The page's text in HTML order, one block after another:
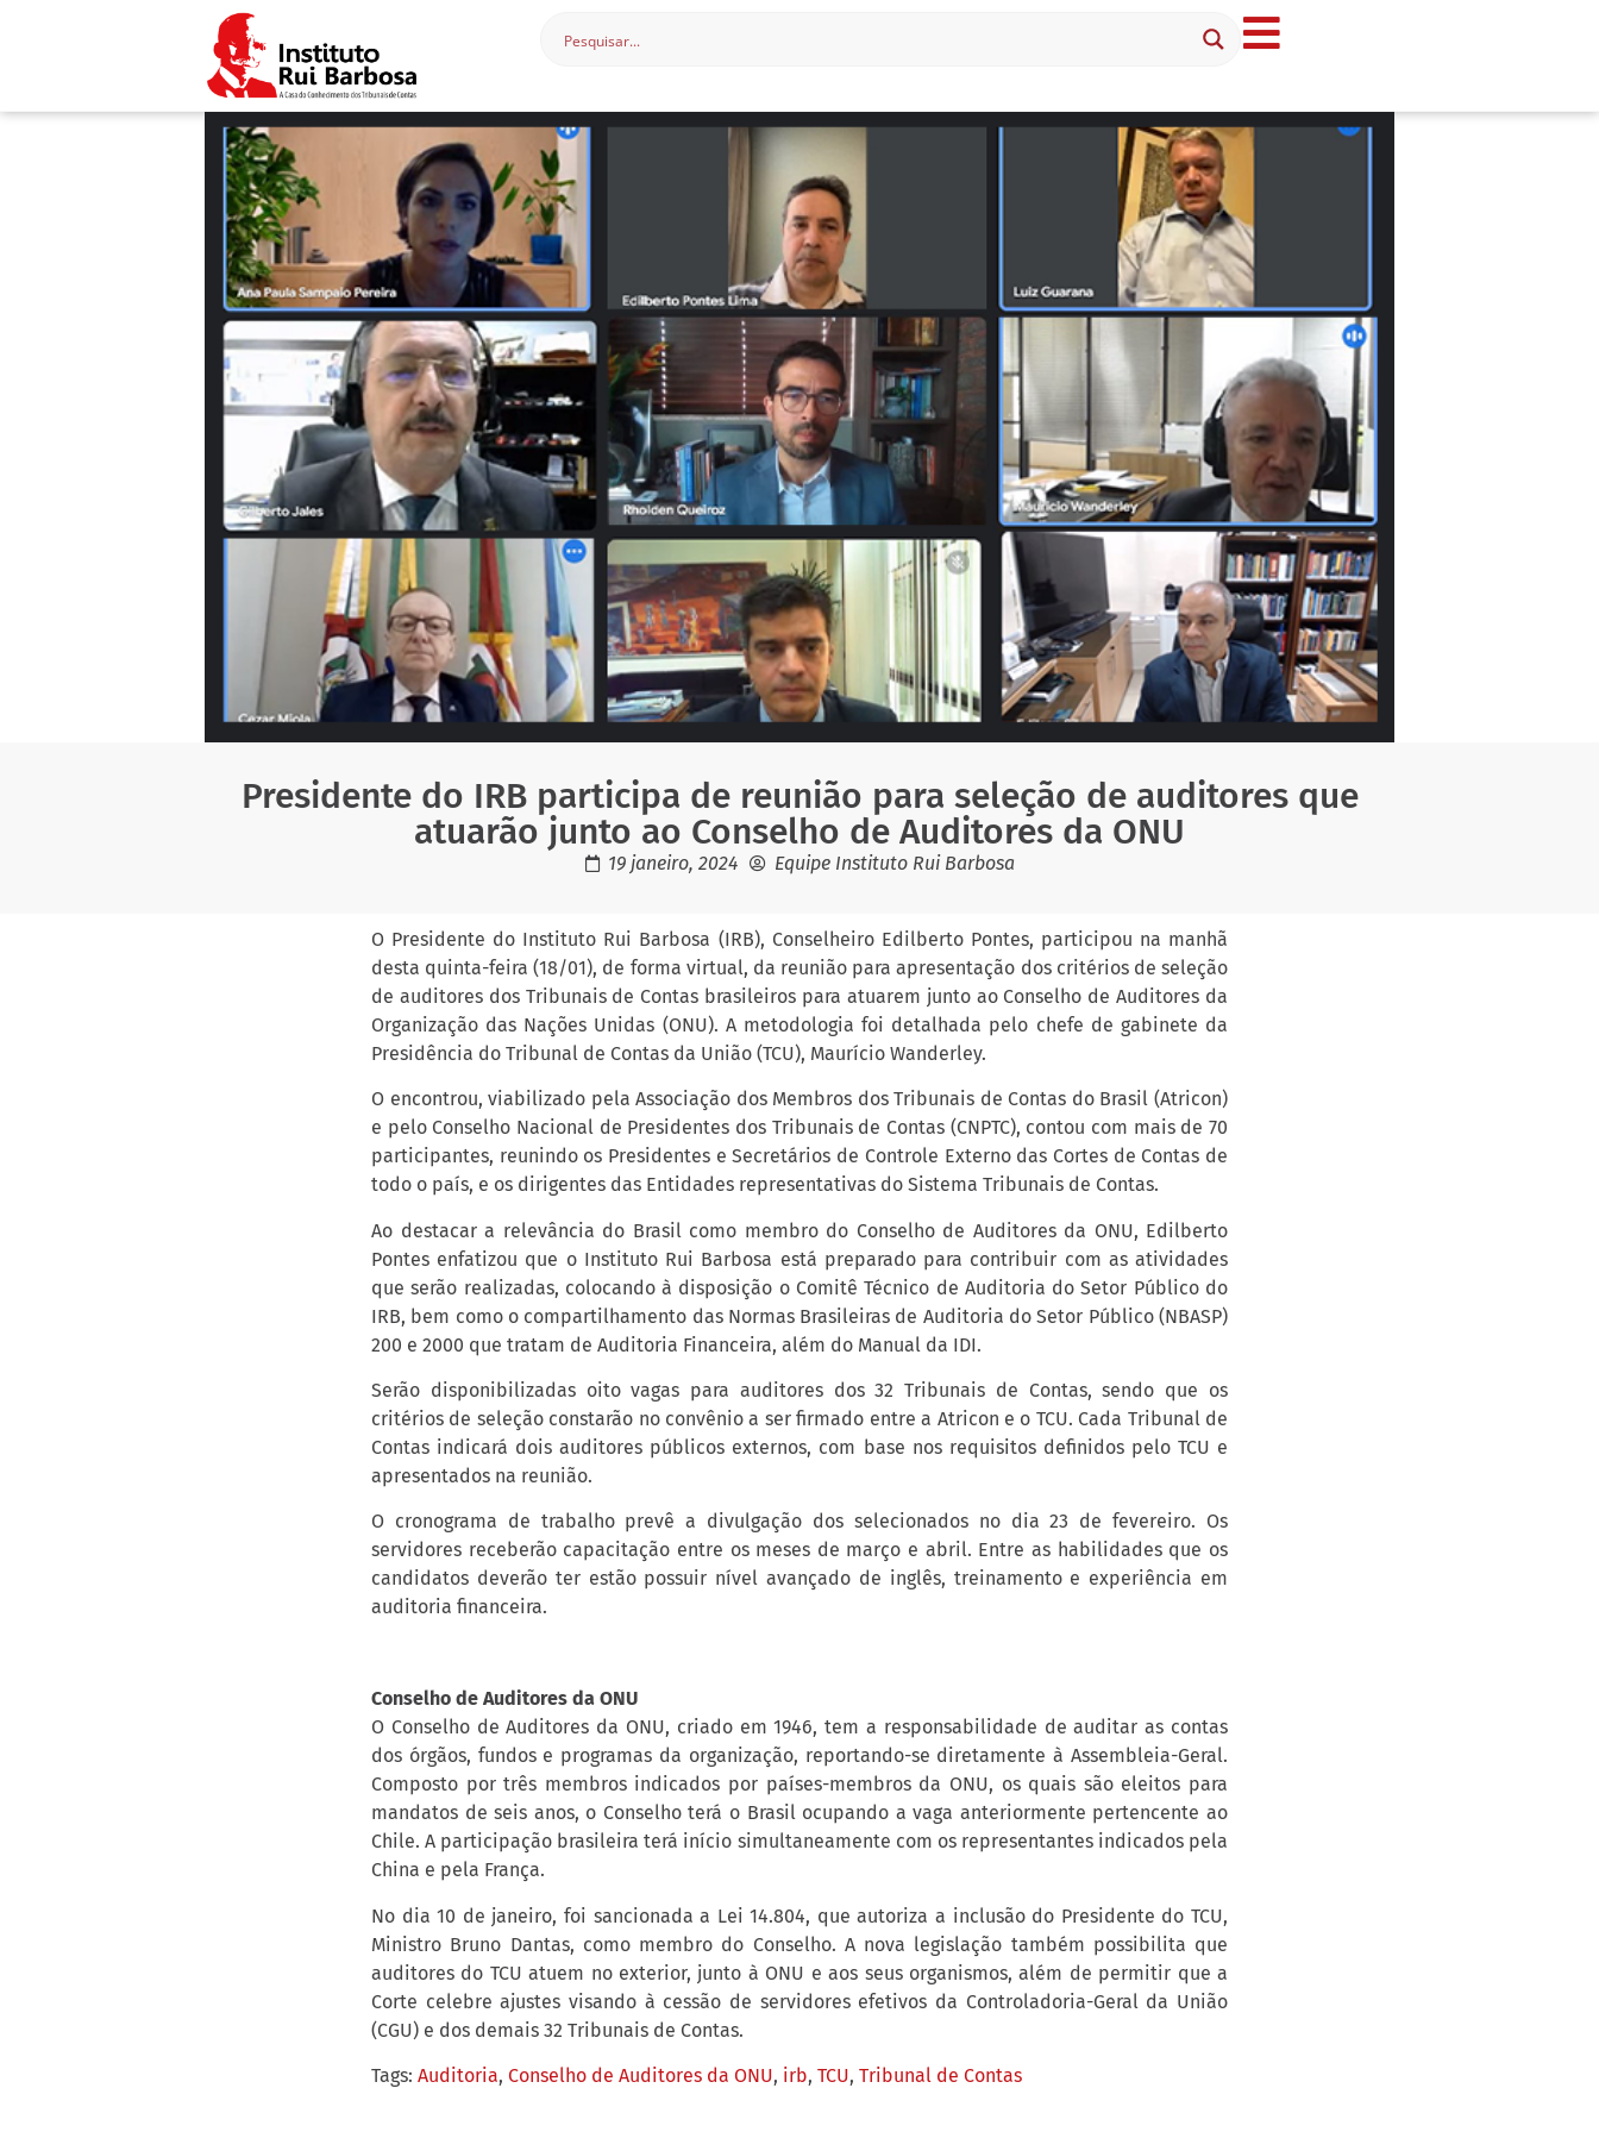
Presidente do IRB participa de reunião para seleção de auditores que
atuarão junto ao Conselho de Auditores da ONU
19 janeiro, 2024 Equipe Instituto Rui Barbosa
O Presidente do Instituto Rui Barbosa (IRB), Conselheiro Edilberto Pontes, participou na manhã
desta quinta-feira (18/01), de forma virtual, da reunião para apresentação dos critérios de seleção
de auditores dos Tribunais de Contas brasileiros para atuarem junto ao Conselho de Auditores da
Organização das Nações Unidas (ONU). A metodologia foi detalhada pelo chefe de gabinete da
Presidência do Tribunal de Contas da União (TCU), Maurício Wanderley.
O encontrou, viabilizado pela Associação dos Membros dos Tribunais de Contas do Brasil (Atricon)
e pelo Conselho Nacional de Presidentes dos Tribunais de Contas (CNPTC), contou com mais de 70
participantes, reunindo os Presidentes e Secretários de Controle Externo das Cortes de Contas de
todo o país, e os dirigentes das Entidades representativas do Sistema Tribunais de Contas.
Ao destacar a relevância do Brasil como membro do Conselho de Auditores da ONU, Edilberto
Pontes enfatizou que o Instituto Rui Barbosa está preparado para contribuir com as atividades
que serão realizadas, colocando à disposição o Comitê Técnico de Auditoria do Setor Público do
IRB, bem como o compartilhamento das Normas Brasileiras de Auditoria do Setor Público (NBASP)
200 e 2000 que tratam de Auditoria Financeira, além do Manual da IDI.
Serão disponibilizadas oito vagas para auditores dos 32 Tribunais de Contas, sendo que os
critérios de seleção constarão no convênio a ser firmado entre a Atricon e o TCU. Cada Tribunal de
Contas indicará dois auditores públicos externos, com base nos requisitos definidos pelo TCU e
apresentados na reunião.
O cronograma de trabalho prevê a divulgação dos selecionados no dia 23 de fevereiro. Os
servidores receberão capacitação entre os meses de março e abril. Entre as habilidades que os
candidatos deverão ter estão possuir nível avançado de inglês, treinamento e experiência em
auditoria financeira.
Conselho de Auditores da ONU
O Conselho de Auditores da ONU, criado em 1946, tem a responsabilidade de auditar as contas
dos órgãos, fundos e programas da organização, reportando-se diretamente à Assembleia-Geral.
Composto por três membros indicados por países-membros da ONU, os quais são eleitos para
mandatos de seis anos, o Conselho terá o Brasil ocupando a vaga anteriormente pertencente ao
Chile. A participação brasileira terá início simultaneamente com os representantes indicados pela
China e pela França.
No dia 10 de janeiro, foi sancionada a Lei 14.804, que autoriza a inclusão do Presidente do TCU,
Ministro Bruno Dantas, como membro do Conselho. A nova legislação também possibilita que
auditores do TCU atuem no exterior, junto à ONU e aos seus organismos, além de permitir que a
Corte celebre ajustes visando à cessão de servidores efetivos da Controladoria-Geral da União
(CGU) e dos demais 32 Tribunais de Contas.
Tags: Auditoria, Conselho de Auditores da ONU, irb, TCU, Tribunal de Contas